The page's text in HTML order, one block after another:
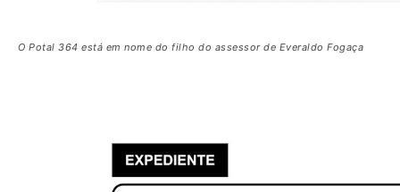
O Potal 364 está em nome do filho do assessor de Everaldo Fogaça